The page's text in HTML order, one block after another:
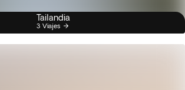
Tailandia
3 Viajes